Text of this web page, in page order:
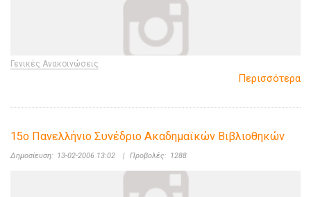
Γενικές Ανακοινώσεις
Περισσότερα
15ο Πανελλήνιο Συνέδριο Ακαδημαϊκών Βιβλιοθηκών
Δημοσίευση: 13-02-2006 13:02 | Προβολές: 1288